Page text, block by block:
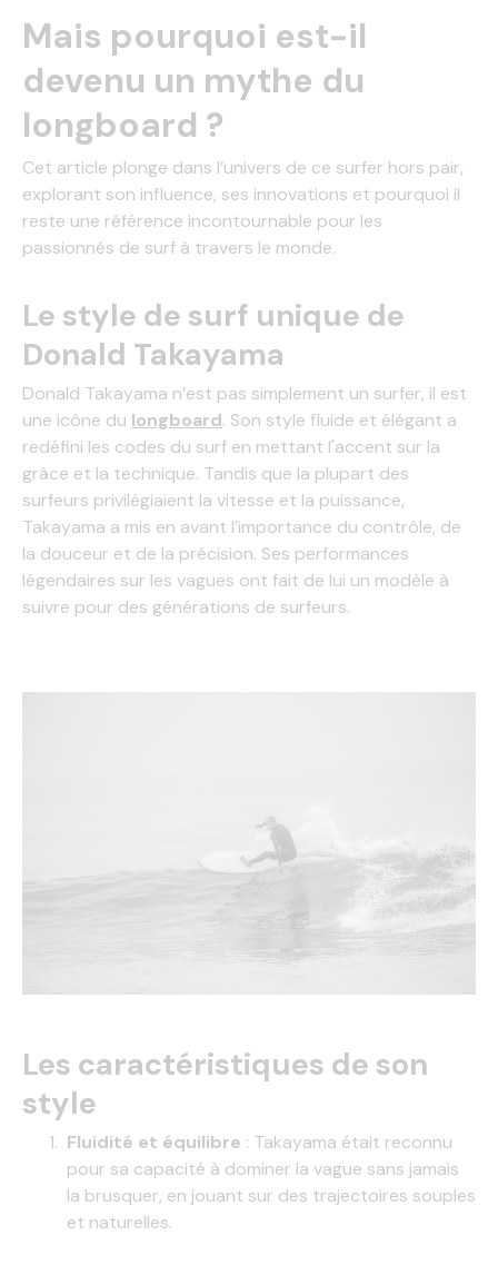
Mais pourquoi est-il
devenu un mythe du
longboard ?
Cet article plonge dans l’univers de ce surfer hors pair,
explorant son influence, ses innovations et pourquoi il
reste une référence incontournable pour les
passionnés de surf à travers le monde.
Le style de surf unique de
Donald Takayama
Donald Takayama n’est pas simplement un surfer, il est
une icône du longboard. Son style fluide et élégant a
redéfini les codes du surf en mettant l'accent sur la
grâce et la technique. Tandis que la plupart des
surfeurs privilégiaient la vitesse et la puissance,
Takayama a mis en avant l’importance du contrôle, de
la douceur et de la précision. Ses performances
légendaires sur les vagues ont fait de lui un modèle à
suivre pour des générations de surfeurs.
Les caractéristiques de son
style
Fluidité et équilibre : Takayama était reconnu
pour sa capacité à dominer la vague sans jamais
la brusquer, en jouant sur des trajectoires souples
et naturelles.